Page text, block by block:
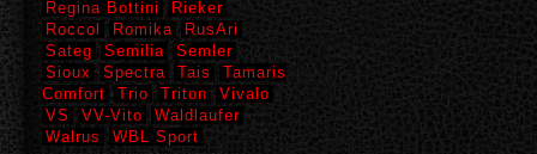
Regina Bottini
Rieker
Roccol
Romika
RusAri
Sateg
Semilia
Semler
Sioux
Spectra Tais
Tamaris
Comfort
Trio Triton
Vivalo
VS
VV-Vito
Waldlaufer
Walrus
WBL Sport